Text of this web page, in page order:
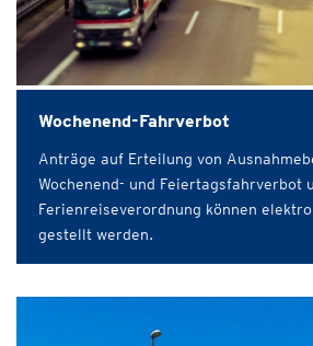
Wochenend-Fahrverbot
Anträge auf Erteilung von
Wochenend- und Feiertagsfahrverbot
Ferienreiseverordnung können
gestellt werden.